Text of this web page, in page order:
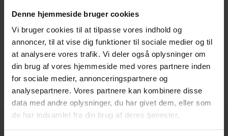
Denne hjemmeside bruger cookies
Vi bruger cookies til at tilpasse vores indhold og
annoncer, til at vise dig funktioner til sociale medier og til
at analysere vores trafik. Vi deler også oplysninger om
din brug af vores hjemmeside med vores partnere inden
for sociale medier, annonceringspartnere og
analysepartnere. Vores partnere kan kombinere disse
data med andre oplysninger, du har givet dem, eller som
de har indsamlet fra din brug af deres tjenester.
​Vi fører flere forskellige
tandstensforebyggende produkter samt
tyggelegetøj, seler, liner, aktivitetslegetøj og
meget mere!​